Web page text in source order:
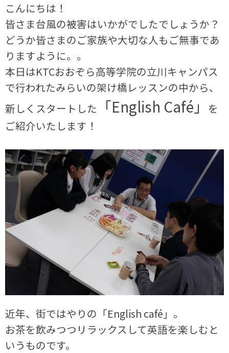
こんにちは！
皆さま台風の被害はいかがでしたでしょうか？
どうか皆さまのご家族や大切な人もご無事であ
りますように。。
本日はKTCおおぞら高等学院の立川キャンパス
で行われたみらいの架け橋レッスンの中から、
新しくスタートした
「English Café」
を
ご紹介いたします！
近年、街ではやりの「English café 」。
お茶を飲みつつリラックスして英語を楽しむと
いうものです。